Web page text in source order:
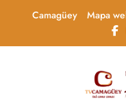
Camagüey Mapa